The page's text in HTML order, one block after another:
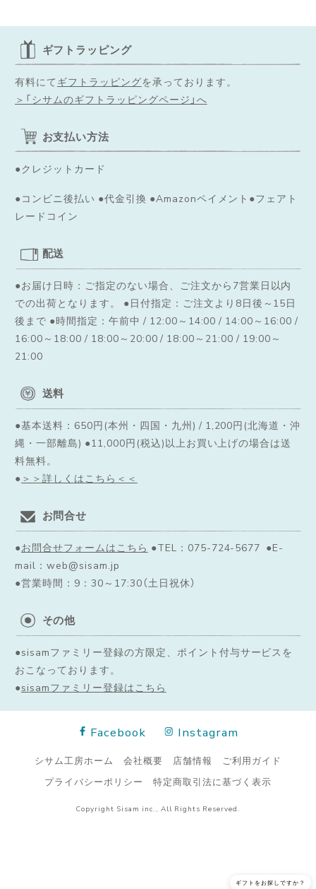
ギフトラッピング
有料にて ギフトラッピングを承っております。
＞「シサムのギフトラッピングページ」へ
お支払い方法
●クレジットカード
●コンビニ後払い ●代金引換 ●Amazonペイメント●フェアト
レードコイン
配送
●お届け日時：ご指定のない場合、ご注文から7営業日以内
での出荷となります。
●日付指定：ご注文より8日後～15日
後まで ●時間指定：午前中 / 12:00～14:00 / 14:00～16:00 /
16:00～18:00 / 18:00～20:00 / 18:00～21:00 / 19:00～
21:00
送料
●基本送料：650円(本州・四国・九州) / 1,200円(北海道・沖
縄・一部離島) ●11,000円(税込)以上お買い上げの場合は送
料無料。
● ＞＞詳しくはこちら＜＜
お問合せ
●お問合せフォームはこちら ●TEL：075-724-5677 ●E-
mail：web@sisam.jp
●営業時間：9：30～17:30（土日祝休）
その他
●sisamファミリー登録の方限定、ポイント付与サービスを
おこなっております。
●sisamファミリー登録はこちら
Facebook Instagram
シサム工房ホーム 会社概要 店舗情報
ご利用ガイド
プライバシーポリシー
特定商取引法に基づく表示
Copyright Sisam inc., All Rights Reserved.
ギフトをお探しですか？